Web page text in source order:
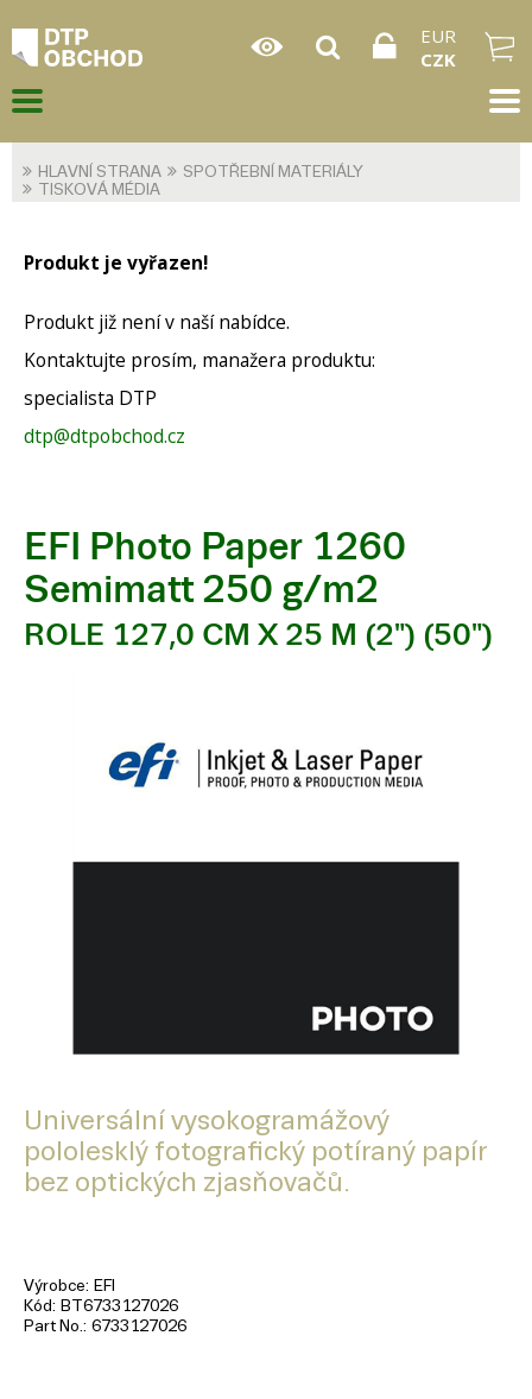
EUR
CZK
HLAVNÍ STRANA
SPOTŘEBNÍ MATERIÁLY
TISKOVÁ MÉDIA
Produkt je vyřazen!
Produkt již není v naší nabídce.
Kontaktujte prosím, manažera produktu:
specialista DTP
dtp@dtpobchod.cz
EFI Photo Paper 1260
Semimatt 250 g/m2
ROLE 127,0 CM X 25 M (2") (50")
Universální vysokogramážový
pololesklý fotografický potíraný papír
bez optických zjasňovačů.
Výrobce
EFI
Kód
BT6733127026
Part No. 6733127026